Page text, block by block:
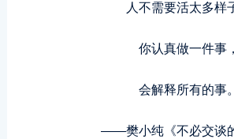
人不需要活太多样
你认真做一件事，
会解释所有的事。
——樊小纯《不必交谈